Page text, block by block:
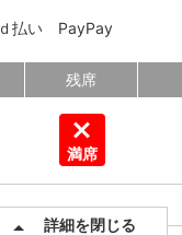
ｄ払い PayPay
残席
満席
詳細を閉じる